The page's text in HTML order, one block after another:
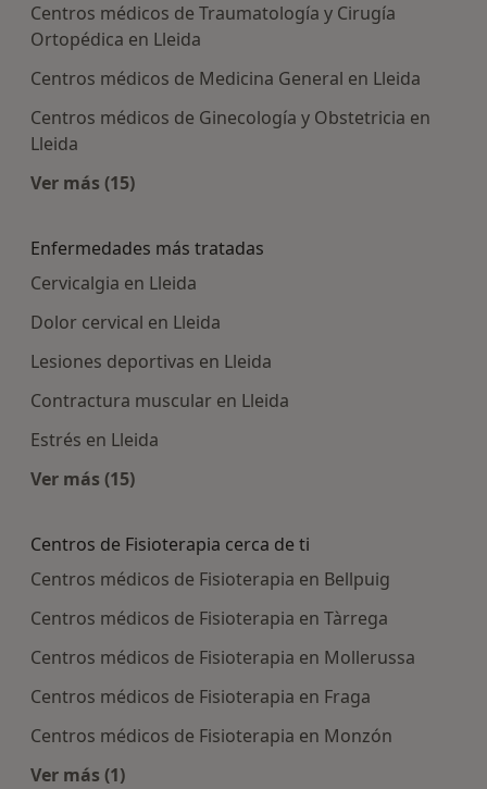
Centros médicos de Traumatología y Cirugía
Ortopédica en Lleida
Centros médicos de Medicina General en Lleida
Centros médicos de Ginecología y Obstetricia en
Lleida
Ver más (15)
Enfermedades más tratadas
Cervicalgia en Lleida
Dolor cervical en Lleida
Lesiones deportivas en Lleida
Contractura muscular en Lleida
Estrés en Lleida
Ver más (15)
Centros de Fisioterapia cerca de ti
Centros médicos de Fisioterapia en Bellpuig
Centros médicos de Fisioterapia en Tàrrega
Centros médicos de Fisioterapia en Mollerussa
Centros médicos de Fisioterapia en Fraga
Centros médicos de Fisioterapia en Monzón
Ver más (1)